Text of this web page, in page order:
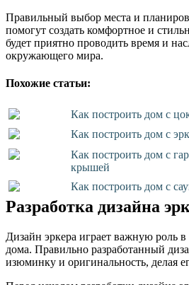
Правильный выбор места и
помогут создать комфортное и
будет приятно проводить время и
окружающего мира.
Похожие статьи:
Как построить дом с
Как построить дом с
Как построить дом с
крышей
Как построить дом с
Разработка дизайна
Дизайн эркера играет важную роль
дома. Правильно разработанный
изюминку и оригинальность, делая